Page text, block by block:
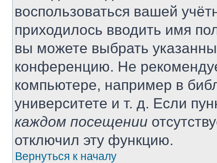
воспользоваться вашей
приходилось вводить имя
вы можете выбрать
конференцию. Не
компьютере, например в
университете и т. д. Если
каждом посещении
отключил эту функцию.
Вернуться к началу